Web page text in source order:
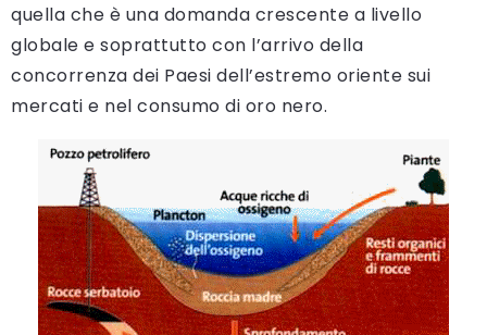
quella che è una domanda crescente a livello
globale e soprattutto con l’arrivo della
concorrenza dei Paesi dell’estremo oriente sui
mercati e nel consumo di oro nero.